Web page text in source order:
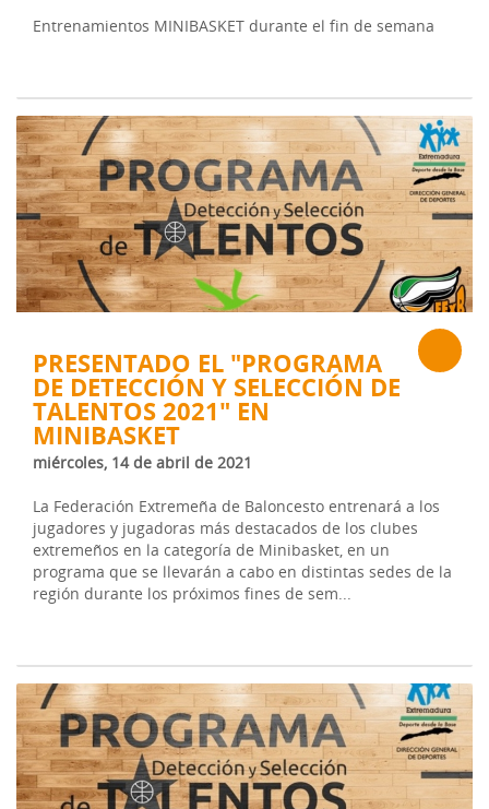
Entrenamientos MINIBASKET durante el fin de semana
PRESENTADO EL "PROGRAMA
DE DETECCIÓN Y SELECCIÓN DE
TALENTOS 2021" EN
MINIBASKET
miércoles, 14 de abril de 2021
La Federación Extremeña de Baloncesto entrenará a los
jugadores y jugadoras más destacados de los clubes
extremeños en la categoría de Minibasket, en un
programa que se llevarán a cabo en distintas sedes de la
región durante los próximos fines de sem...